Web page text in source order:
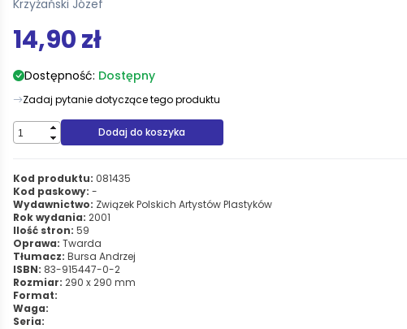
Krzyżański Józef
14,90 zł
Dostępność: Dostępny
Zadaj pytanie dotyczące tego produktu
Dodaj do koszyka
Kod produktu: 081435
Kod paskowy: -
Wydawnictwo: Związek Polskich Artystów Plastyków
Rok wydania: 2001
Ilość stron: 59
Oprawa: Twarda
Tłumacz: Bursa Andrzej
ISBN: 83-915447-0-2
Rozmiar: 290 x 290 mm
Format:
Waga:
Seria: